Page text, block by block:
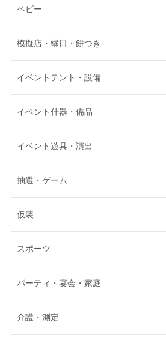
ベビー
模擬店・縁日・餅つき
イベントテント・設備
イベント什器・備品
イベント遊具・演出
抽選・ゲーム
仮装
スポーツ
パーティ・宴会・家庭
介護・測定